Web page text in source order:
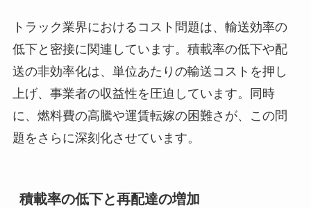
トラック業界におけるコスト問題は、輸送効率の
低下と密接に関連しています。積載率の低下や配
送の非効率化は、単位あたりの輸送コストを押し
上げ、事業者の収益性を圧迫しています。同時
に、燃料費の高騰や運賃転嫁の困難さが、この問
題をさらに深刻化させています。
積載率の低下と再配達の増加